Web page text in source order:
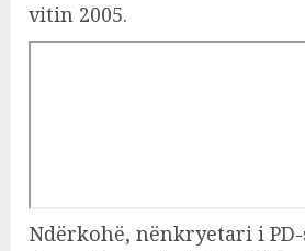
vitin 2005.
Ndërkohë, nënkryetari i